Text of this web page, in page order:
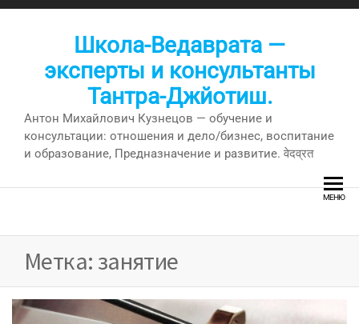
Перейти
Школа-Ведаврата —
эксперты и консультанты
Тантра-Джйотиш.
Антон Михайлович Кузнецов — обучение и
консультации: отношения и дело/бизнес, воспитание
и образование, Предназначение и развитие. वेदव्रत
МЕНЮ
Метка: занятие